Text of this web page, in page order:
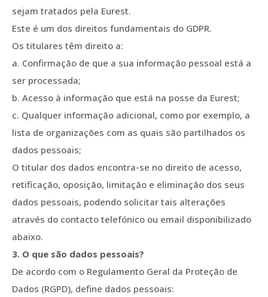
sejam tratados pela Eurest.
Este é um dos direitos fundamentais do GDPR.
Os titulares têm direito a:
a. Confirmação de que a sua informação pessoal está a
ser processada;
b. Acesso à informação que está na posse da Eurest;
c. Qualquer informação adicional, como por exemplo, a
lista de organizações com as quais são partilhados os
dados pessoais;
O titular dos dados encontra-se no direito de acesso,
retificação, oposição, limitação e eliminação dos seus
dados pessoais, podendo solicitar tais alterações
através do contacto telefónico ou email disponibilizado
abaixo.
3. O que são dados pessoais?
De acordo com o Regulamento Geral da Proteção de
Dados (RGPD), define dados pessoais: